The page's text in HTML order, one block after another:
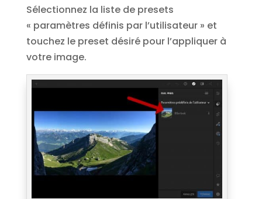
Sélectionnez la liste de presets
« paramètres définis par l’utilisateur » et
touchez le preset désiré pour l’appliquer à
votre image.